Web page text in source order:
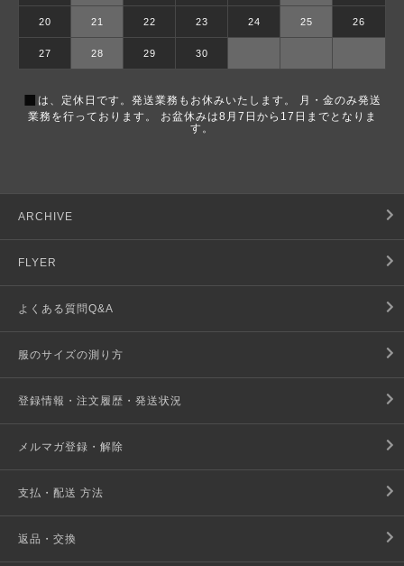
20 21 22 23 24 25 26
27 28 29 30
■ は、定休日です。発送業務もお休みいたします。 月・金のみ発送
業務を行っております。 お盆休みは8月7日から17日までとなりま
す。
ARCHIVE
FLYER
よくある質問Q&A
服のサイズの測り方
登録情報・注文履歴・発送状況
メルマガ登録・解除
支払・配送 方法
返品・交換